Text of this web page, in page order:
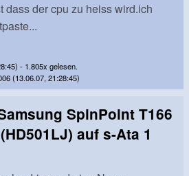
dass der cpu zu heiss wird.ich
- 1.805x gelesen.
(13.06.07, 21:28:45)
SpinPoint T166
auf s-Ata 1